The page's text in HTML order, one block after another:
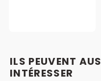
ILS PEUVENT
INTÉRESSER